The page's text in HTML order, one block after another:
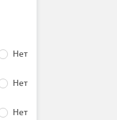
Нет
Нет
Нет